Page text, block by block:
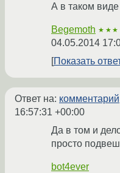
А в таком
Begemoth
04.05.2014
Показать
Ответ на: комментарий
16:57:31 +00:00
Да в том и
просто
bot4ever